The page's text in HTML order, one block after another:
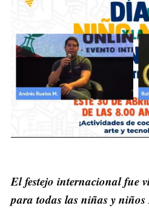
El festejo internacional fue
para todas las niñas y